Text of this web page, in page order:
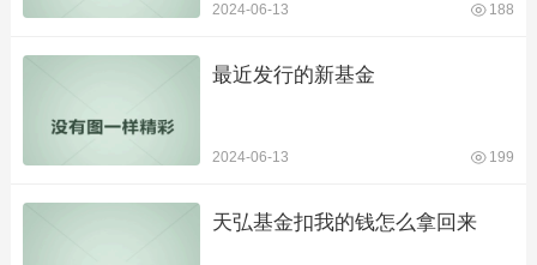
2024-06-13 188
最近发行的新基金
2024-06-13 199
天弘基金扣我的钱怎么拿回来